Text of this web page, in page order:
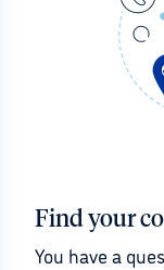
Find your
You have a